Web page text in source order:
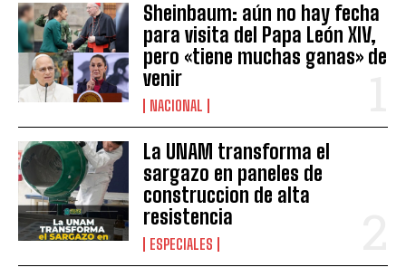
Sheinbaum: aún no hay fecha
para visita del Papa León XIV,
pero «tiene muchas ganas» de
venir
NACIONAL
La UNAM transforma el
sargazo en paneles de
construccion de alta
resistencia
ESPECIALES